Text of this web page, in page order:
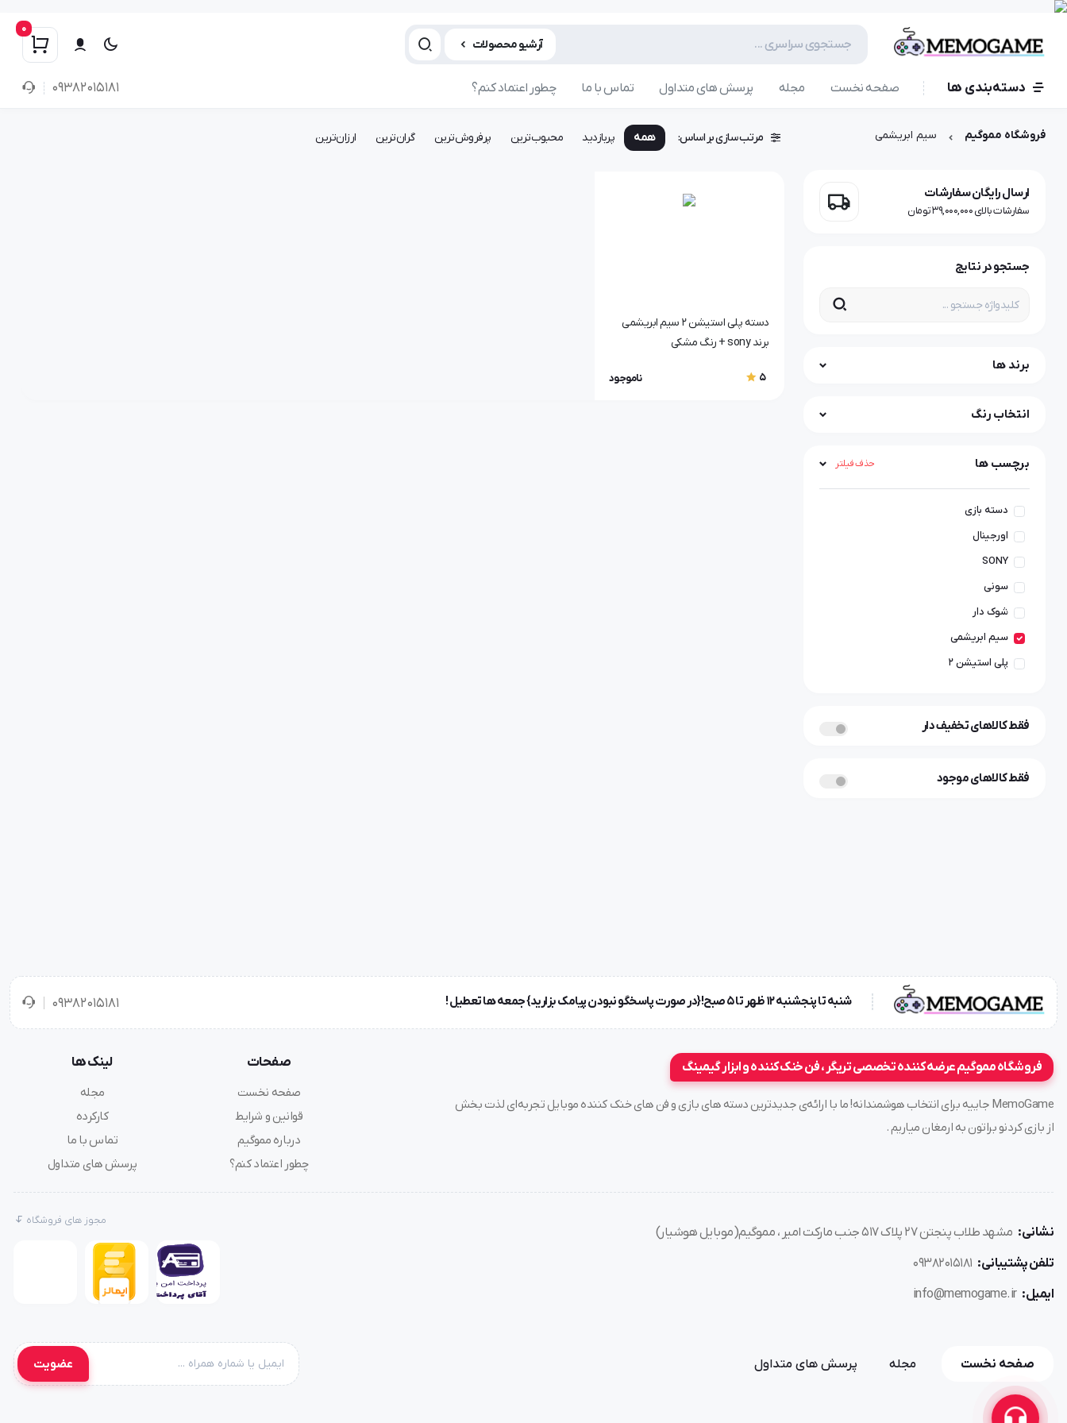
آرشیو محصولات
0
دسته‌بندی ها صفحه نخست مجله پرسش های متداول تماس با ما چطور اعتماد کنم؟ ۰۹۳۸۲۰۱۵۱۸۱
فروشگاه مموگیم سیم ابریشمی
ارسال رایگان سفارشات
سفارشات بالای 39,000,000 تومان
جستجو در نتایج
برند ها
انتخاب رنگ
برچسب ها حذف فیلتر
دسته بازی
اورجینال
SONY
سونی
شوک دار
سیم ابریشمی
پلی استیشن ۲
فقط کالاهای تخفیف دار
فقط کالاهای موجود
مرتب سازی بر اساس: همه پربازدید محبوب‌ترین پرفروش‌ترین گران‌ترین ارزان‌ترین
دسته پلی استیشن 2 سیم ابریشمی
برند sony + رنگ مشکی
5 ناموجود
شنبه تا پنجشنبه ۱۲ ظهر تا 5 صبح!{در صورت پاسخگو نبودن پیامک بزارید} جمعه ها تعطیل ! ۰۹۳۸۲۰۱۵۱۸۱
فروشگاه مموگیم عرضه کننده تخصصی تریگر ، فن خنک کننده و ابزار گیمینگ
MemoGame جاییه برای انتخاب هوشمندانه! ما با ارائه‌ی جدیدترین دسته های بازی و فن های خنک کننده موبایل تجربه‌ای لذت بخش
از بازی کردنو براتون به ارمغان میاریم .
صفحات
صفحه نخست
قوانین و شرایط
درباره مموگیم
چطور اعتماد کنم؟
لینک ها
مجله
کارکرده
تماس با ما
پرسش های متداول
نشانی: مشهد طلاب پنجتن ۲۷ پلاک ۵۱۷ جنب مارکت امیر ، مموگیم(موبایل هوشیار)
تلفن پشتیبانی: ۰۹۳۸۲۰۱۵۱۸۱
ایمیل: info@memogame.ir
مجوز های فروشگاه
صفحه نخست مجله پرسش های متداول عضویت